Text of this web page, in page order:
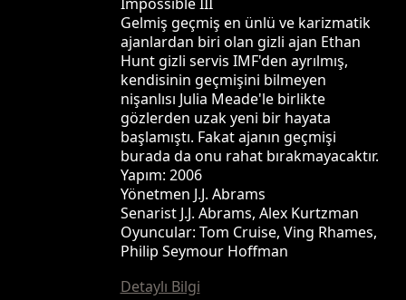
Gelmiş geçmiş en ünlü ve karizmatik
ajanlardan biri olan gizli ajan Ethan
Hunt gizli servis IMF'den ayrılmış,
kendisinin geçmişini bilmeyen
nişanlısı Julia Meade'le birlikte
gözlerden uzak yeni bir hayata
başlamıştı. Fakat ajanın geçmişi
burada da onu rahat bırakmayacaktır.
Yapım: 2006
Yönetmen J.J. Abrams
Senarist J.J. Abrams, Alex Kurtzman
Oyuncular: Tom Cruise, Ving Rhames,
Philip Seymour Hoffman
Detaylı Bilgi